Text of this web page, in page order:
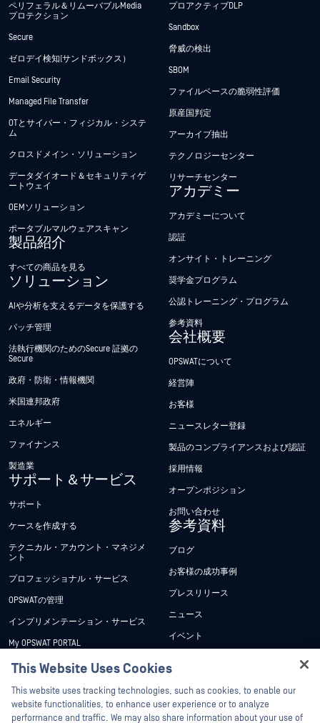
ペリフェラル＆リムーバブルMedia
プロテクション
Secure
ゼロデイ検知(サンドボックス）
Email Security
Managed File Transfer
OTとサイバー・フィジカル・システ
ム
クロスドメイン・ソリューション
データダイオード＆セキュリティゲ
ートウェイ
OEMソリューション
ポータブルマルウェアスキャン
製品紹介
すべての商品を見る
ソリューション
AIや分析を支えるデータを保護する
パッチ管理
法執行機関のためのSecure 証拠の
Secure
政府・防衛・情報機関
米国連邦政府
エネルギー
ファイナンス
製造業
サポート＆サービス
サポート
ケースを作成する
テクニカル・アカウント・マネジメ
ント
プロフェッショナル・サービス
OPSWATの管理
インプリメンテーション・サービス
My OPSWAT PORTAL
技術文書
トレーニング
脆弱性対策プログラム
プロアクティブDLP
Sandbox
脅威の検出
SBOM
ファイルベースの脆弱性評価
原産国判定
アーカイブ抽出
テクノロジーセンター
リサーチセンター
アカデミー
アカデミーについて
認証
オンサイト・トレーニング
奨学金プログラム
公認トレーニング・プログラム
参考資料
会社概要
OPSWATについて
経営陣
お客様
ニュースレター登録
製品のコンプライアンスおよび認証
採用情報
オープンポジション
お問い合わせ
参考資料
ブログ
お客様の成功事例
プレスリリース
ニュース
イベント
ホワイトペーパー
This Website Uses Cookies
This website uses tracking technologies, such as cookies, to enable our
website functionalities, to enhance user experience or to analyze
performance and traffic. We may also share information about your use of
Hey there!
I'm Ozzy, your OPSWAT virtual assistant.
How can I help you secure what's critical